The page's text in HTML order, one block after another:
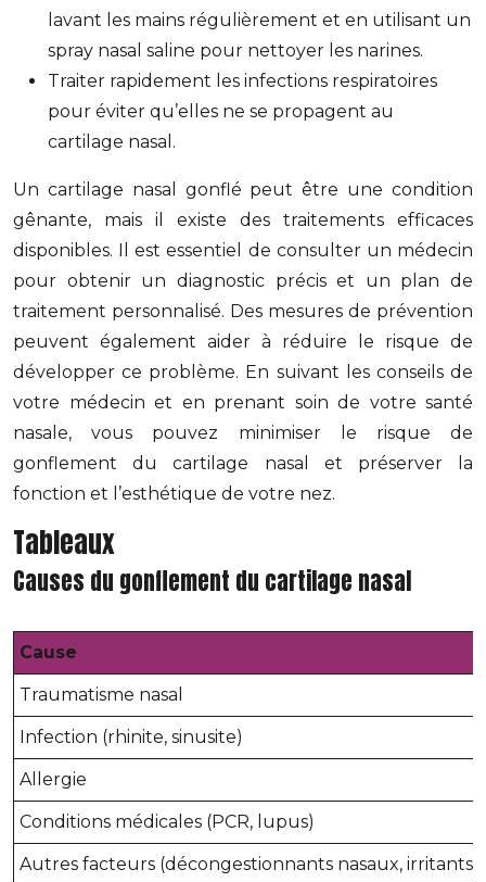
lavant les mains régulièrement et en utilisant un
spray nasal saline pour nettoyer les narines.
Traiter rapidement les infections respiratoires
pour éviter qu’elles ne se propagent au
cartilage nasal.
Un cartilage nasal gonflé peut être une condition
gênante, mais il existe des traitements efficaces
disponibles. Il est essentiel de consulter un médecin
pour obtenir un diagnostic précis et un plan de
traitement personnalisé. Des mesures de prévention
peuvent également aider à réduire le risque de
développer ce problème. En suivant les conseils de
votre médecin et en prenant soin de votre santé
nasale, vous pouvez minimiser le risque de
gonflement du cartilage nasal et préserver la
fonction et l’esthétique de votre nez.
Tableaux
Causes du gonflement du cartilage nasal
Cause
Traumatisme nasal
Infection (rhinite, sinusite)
Allergie
Conditions médicales (PCR, lupus)
Autres facteurs (décongestionnants nasaux, irritants)